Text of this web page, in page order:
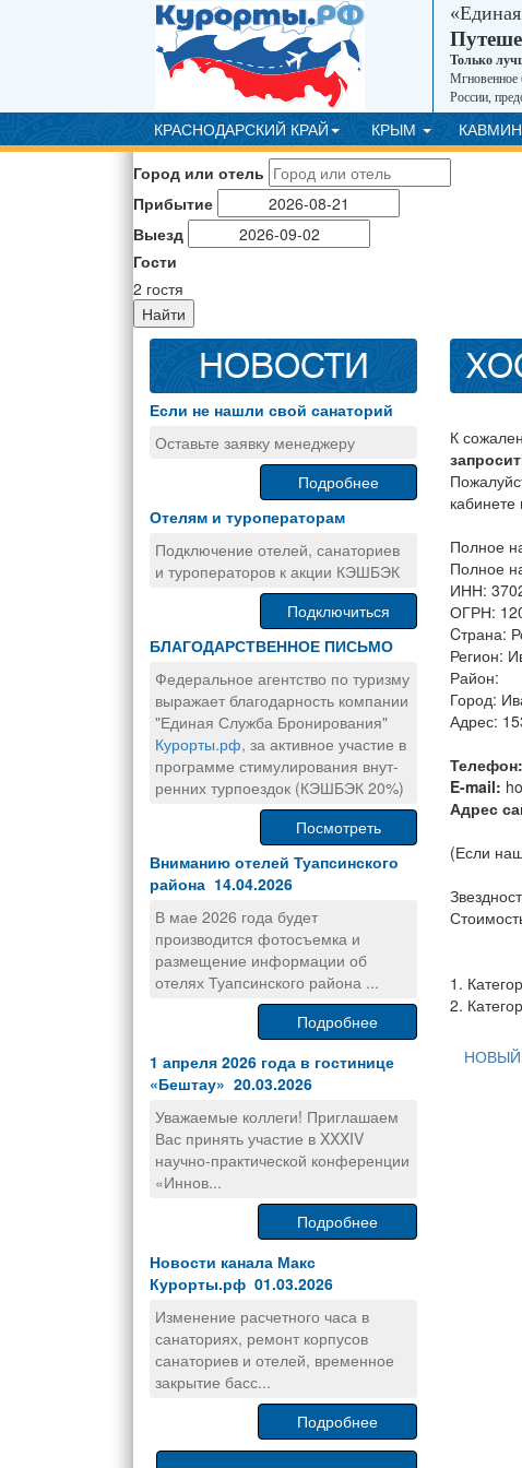
Только
Мгновенное
России,
КРАСНОДАРСКИЙ КРАЙ КРЫМ
Город или отель
Прибытие
Выезд
Гости
2 гостя
Найти
НОВОСТИ
Если не нашли свой санаторий
Оставьте заявку менеджеру
Подробнее
Отелям и туроператорам
Подключение отелей, санаториев
и туроператоров к акции КЭШБЭК
Подключиться
БЛАГОДАРСТВЕННОЕ ПИСЬМО
Федеральное агентство по туризму
выражает благодарность компании
"Единая Служба Бронирования"
Курорты.рф, за активное участие в
программе стимулирования внут-
ренних турпоездок (КЭШБЭК 20%)
Посмотреть
Вниманию отелей Туапсинского
района 14.04.2026
В мае 2026 года будет
производится фотосъемка и
размещение информации об
отелях Туапсинского района ...
Подробнее
1 апреля 2026 года в гостинице
«Бештау» 20.03.2026
Уважаемые коллеги! Приглашаем
Вас принять участие в XXXIV
научно-практической конференции
«Иннов...
Подробнее
Новости канала Макс
Курорты.рф 01.03.2026
Изменение расчетного часа в
санаториях, ремонт корпусов
санаториев и отелей, временное
закрытие басс...
Подробнее
К
Полное
Полное
ИНН:
ОГРН:
Cтрана:
Регион:
Район:
Город:
Адрес:
Телефон:
E-mail:
Адрес
(Если
1.
2.